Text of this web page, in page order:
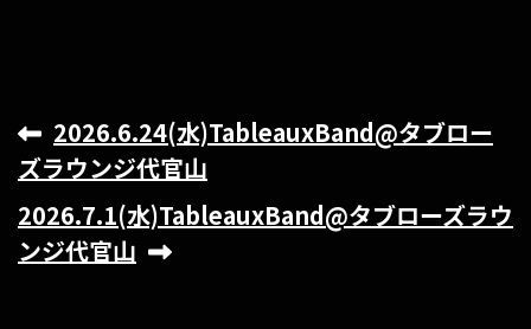
2026.6.24(水)TableauxBand@タブロー
ズラウンジ代官山
2026.7.1(水)TableauxBand@タブローズラウ
ンジ代官山